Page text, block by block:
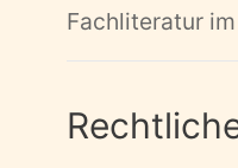
Fachliteratur